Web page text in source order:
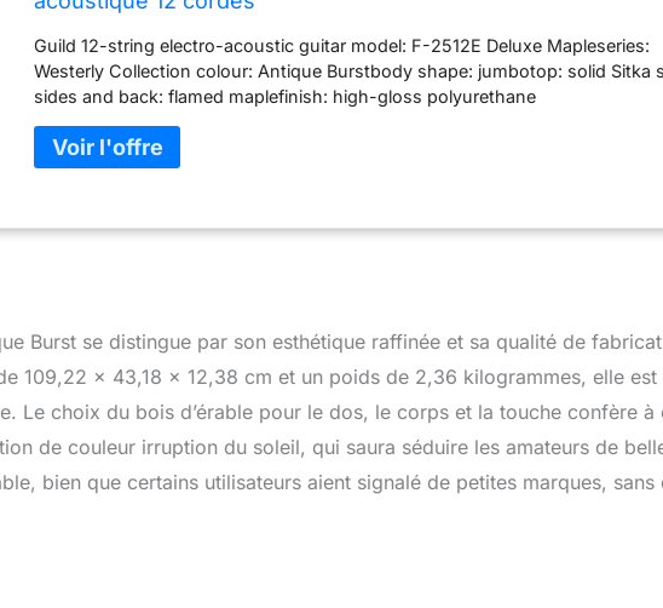
Guild 12-string electro-acoustic guitar model: F-2512E Deluxe Mapleseries:
Westerly Collection colour: Antique Burstbody shape: jumbotop: solid Sitka
sides and back: flamed maplefinish: high-gloss polyurethane
Burst se distingue par son esthétique raffinée et sa qualité de
109,22 x 43,18 x 12,38 cm et un poids de 2,36 kilogrammes, elle est
Le choix du bois d’érable pour le dos, le corps et la touche confère à
de couleur irruption du soleil, qui saura séduire les amateurs de
bien que certains utilisateurs aient signalé de petites marques, sans